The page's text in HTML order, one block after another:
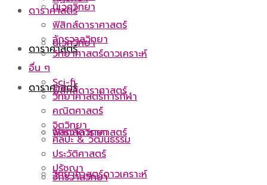
นิเวศวิทยา
ดาราศาสตร์
ฟิสิกส์ดาราศาสตร์
จักรวาลวิทยา
นิเวศวิทยา
ดาราศาสตร์
ฟิสิกส์ดาราศาสตร์
จักรวาลวิทยา
วิทยาศาสตร์ดาวเคราะห์
ดาราศาสตร์
ฟิสิกส์ดาราศาสตร์
จักรวาลวิทยา
วิทยาศาสตร์ดาวเคราะห์
อื่น ๆ
Sci-fi
วิทยาศาสตร์การกีฬา
คณิตศาสตร์
จิตวิทยา
ศิลปะ & วัฒนธรรม
ประวัติศาสตร์
ปรัชญา